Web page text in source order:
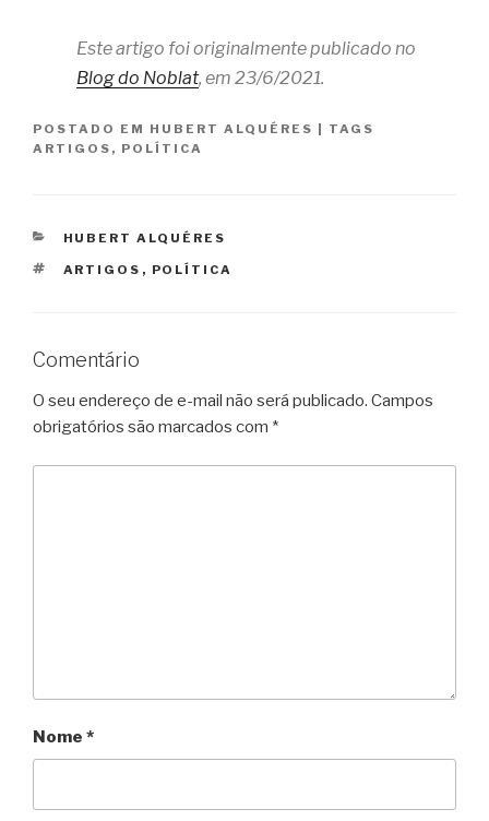
Este artigo foi originalmente publicado no
Blog do Noblat, em 23/6/2021.
POSTADO EM HUBERT ALQUÉRES | TAGS
ARTIGOS , POLÍTICA
CATEGORIAS
HUBERT ALQUÉRES
TAGS
ARTIGOS , POLÍTICA
Comentário
O seu endereço de e-mail não será publicado. Campos
obrigatórios são marcados com *
Nome *